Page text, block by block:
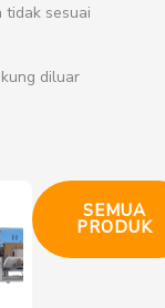
tidak sesuai
diluar
SEMUA
PRODUK